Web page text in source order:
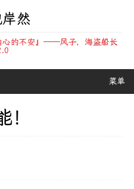
然
心的不安』——风子，海盗船长
菜单